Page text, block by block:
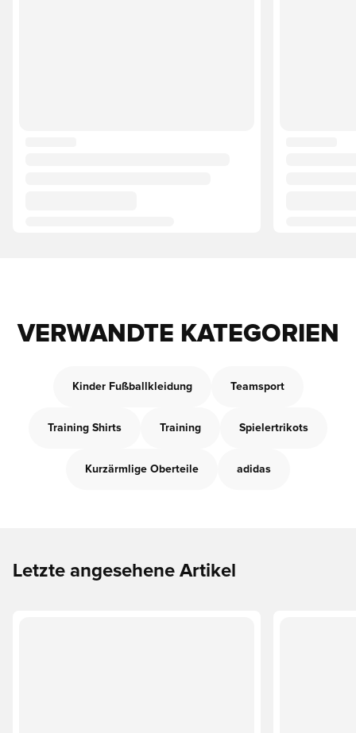
VERWANDTE KATEGORIEN
Kinder Fußballkleidung Teamsport
Training Shirts Training Spielertrikots
Kurzärmlige Oberteile adidas
Letzte angesehene Artikel